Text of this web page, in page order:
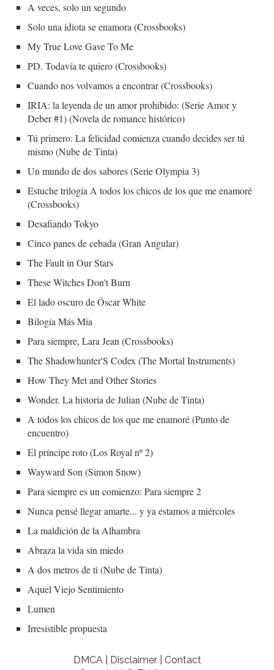
A veces, solo un segundo
Solo una idiota se enamora (Crossbooks)
My True Love Gave To Me
PD. Todavía te quiero (Crossbooks)
Cuando nos volvamos a encontrar (Crossbooks)
IRIA: la leyenda de un amor prohibido: (Serie Amor y
Deber #1) (Novela de romance histórico)
Tú primero: La felicidad comienza cuando decides ser tú
mismo (Nube de Tinta)
Un mundo de dos sabores (Serie Olympia 3)
Estuche trilogía A todos los chicos de los que me enamoré
(Crossbooks)
Desafiando Tokyo
Cinco panes de cebada (Gran Angular)
The Fault in Our Stars
These Witches Don't Burn
El lado oscuro de Óscar White
Bilogía Más Mía
Para siempre, Lara Jean (Crossbooks)
The Shadowhunter'S Codex (The Mortal Instruments)
How They Met and Other Stories
Wonder. La historia de Julian (Nube de Tinta)
A todos los chicos de los que me enamoré (Punto de
encuentro)
El príncipe roto (Los Royal nº 2)
Wayward Son (Simon Snow)
Para siempre es un comienzo: Para siempre 2
Nunca pensé llegar amarte... y ya estamos a miércoles
La maldición de la Alhambra
Abraza la vida sin miedo
A dos metros de ti (Nube de Tinta)
Aquel Viejo Sentimiento
Lumen
Irresistible propuesta
DMCA | Disclaimer | Contact